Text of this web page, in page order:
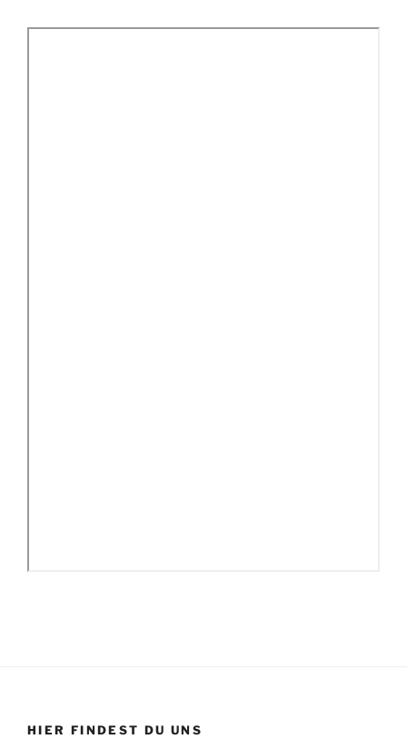
HIER FINDEST DU UNS